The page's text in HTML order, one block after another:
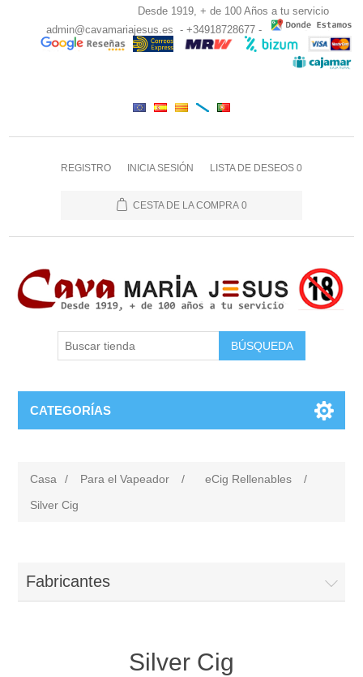
Desde 1919, + de 100 Años a tu servicio
admin@cavamariajesus.es
- +34918728677 -
REGISTRO INICIA SESIÓN LISTA DE DESEOS 0
CESTA DE LA COMPRA 0
CATEGORÍAS
Casa / Para el Vapeador / eCig Rellenables
/
Silver Cig
Fabricantes
Silver Cig